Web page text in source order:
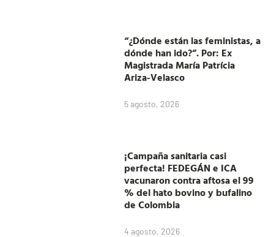
“¿Dónde están las feministas, a
dónde han ido?”. Por: Ex
Magistrada María Patrícia
Ariza-Velasco
5 agosto, 2026
¡Campaña sanitaria casi
perfecta! FEDEGÁN e ICA
vacunaron contra aftosa el 99
% del hato bovino y bufalino
de Colombia
4 agosto, 2026